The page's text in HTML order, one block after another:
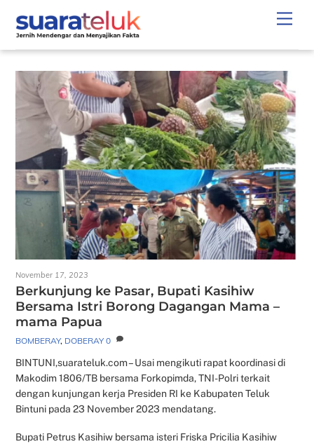
content
November 17, 2023
Berkunjung ke Pasar, Bupati Kasihiw
Bersama Istri Borong Dagangan Mama –
mama Papua
BOMBERAY, DOBERAY 0
BINTUNI,suarateluk.com – Usai mengikuti rapat koordinasi di
Makodim 1806/TB bersama Forkopimda, TNI-Polri terkait
dengan kunjungan kerja Presiden RI ke Kabupaten Teluk
Bintuni pada 23 November 2023 mendatang.
Bupati Petrus Kasihiw bersama isteri Friska Pricilia Kasihiw